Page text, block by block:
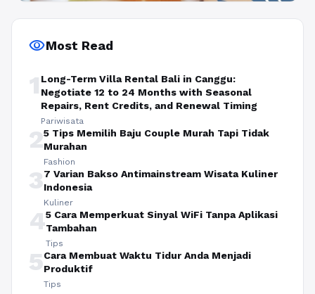
visibilityMost Read
1 Long-Term Villa Rental Bali in Canggu:
Negotiate 12 to 24 Months with Seasonal
Repairs, Rent Credits, and Renewal Timing
Pariwisata
25 Tips Memilih Baju Couple Murah Tapi Tidak
Murahan
Fashion
37 Varian Bakso Antimainstream Wisata Kuliner
Indonesia
Kuliner
45 Cara Memperkuat Sinyal WiFi Tanpa Aplikasi
Tambahan
Tips
5Cara Membuat Waktu Tidur Anda Menjadi
Produktif
Tips